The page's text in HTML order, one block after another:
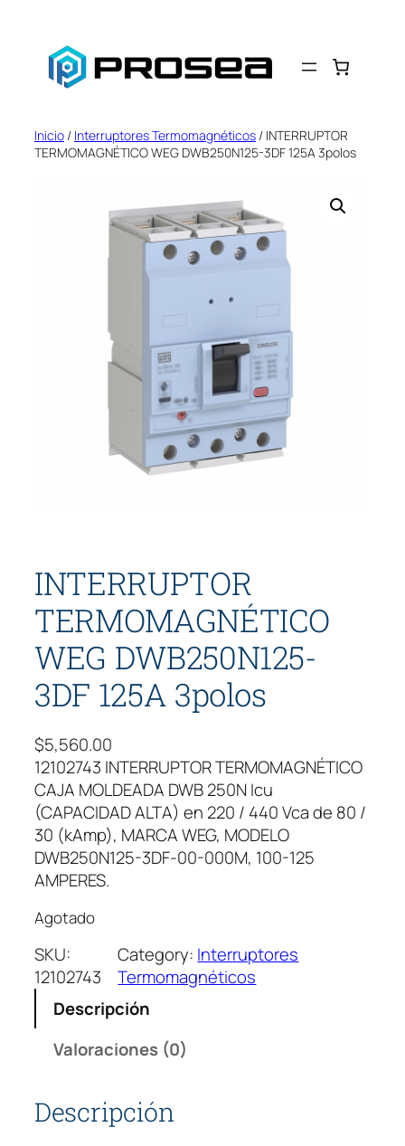
contenido
Inicio / Interruptores Termomagnéticos / INTERRUPTOR
TERMOMAGNÉTICO WEG DWB250N125-3DF 125A 3polos
INTERRUPTOR
TERMOMAGNÉTICO
WEG DWB250N125-
3DF 125A 3polos
$5,560.00
12102743 INTERRUPTOR TERMOMAGNÉTICO
CAJA MOLDEADA DWB 250N Icu
(CAPACIDAD ALTA) en 220 / 440 Vca de 80 /
30 (kAmp), MARCA WEG, MODELO
DWB250N125-3DF-00-000M, 100-125
AMPERES.
Agotado
SKU:
12102743
Category: Interruptores
Termomagnéticos
Descripción
Valoraciones (0)
Descripción